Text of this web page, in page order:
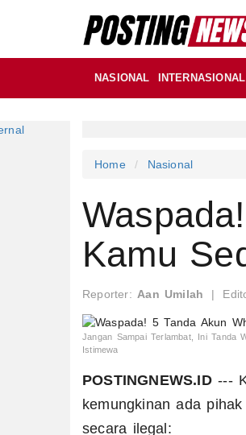
NASIONAL INTERNASIONAL
Home Nasional
Kamu
Reporter:Aan Umilah |
Jangan Sampai Terlambat, Ini Tanda
Istimewa
POSTINGNEWS.ID---
kemungkinan ada
secara ilegal: